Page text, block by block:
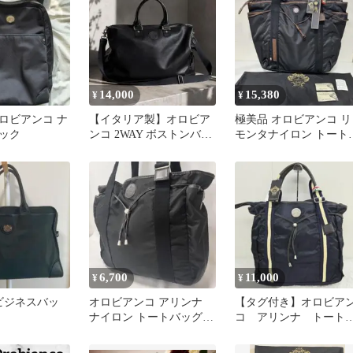
ビアンコ ナ
ク
¥ 14,000
【イタリア製】オロビア
ンコ 2WAY ボストンバッ
ン
¥ 15,380
極美品 オロビアンコ リ
モンタナイロン トート
付き
ジネスバッ
¥6,700
オロビアンコ アリンナ
ナイロン トートバッグ
¥ 11,000
【タグ付き】オロビア
コ アリンナ トート